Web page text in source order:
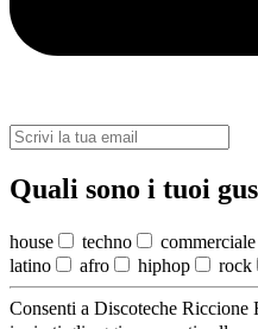
Quali sono i tuoi
house techno commerciale
latino
afro hiphop rock
Consenti a Discoteche